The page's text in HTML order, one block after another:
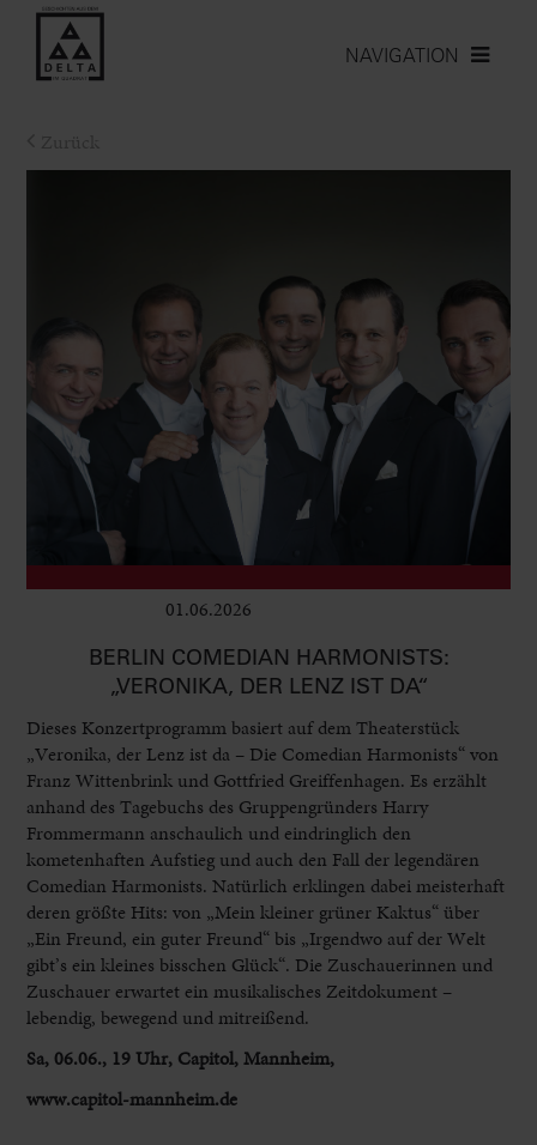
NAVIGATION
01.06.2026
BERLIN COMEDIAN HARMONISTS:
„VERONIKA, DER LENZ IST DA“
Dieses Konzertprogramm basiert auf dem Theaterstück
„Veronika, der Lenz ist da – Die Comedian Harmonists“ von
Franz Wittenbrink und Gottfried Greiffenhagen. Es erzählt
anhand des Tagebuchs des Gruppengründers Harry
Frommermann anschaulich und eindringlich den
kometenhaften Aufstieg und auch den Fall der legendären
Comedian Harmonists. Natürlich erklingen dabei meisterhaft
deren größte Hits: von „Mein kleiner grüner Kaktus“ über
„Ein Freund, ein guter Freund“ bis „Irgendwo auf der Welt
gibt’s ein kleines bisschen Glück“. Die Zuschauerinnen und
Zuschauer erwartet ein musikalisches Zeitdokument –
lebendig, bewegend und mitreißend.
Sa, 06.06., 19 Uhr, Capitol, Mannheim,
www.capitol-mannheim.de